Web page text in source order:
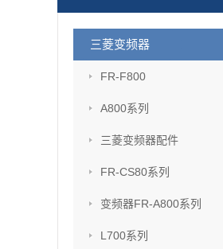
三菱变频器
FR-F800
A800系列
三菱变频器配件
FR-CS80系列
变频器FR-A800系列
L700系列